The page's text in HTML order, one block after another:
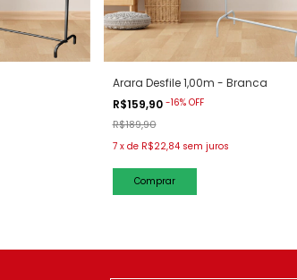
Arara Desfile 1,00m - Branca
R$159,90 -16% OFF
R$189,90
7 x de R$22,84 sem juros